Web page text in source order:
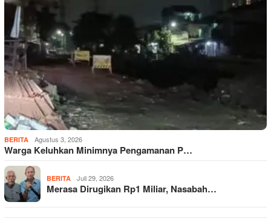
BERITA Agustus 3, 2026
Warga Keluhkan Minimnya Pengamanan P…
BERITA Juli 29, 2026
Merasa Dirugikan Rp1 Miliar, Nasabah…